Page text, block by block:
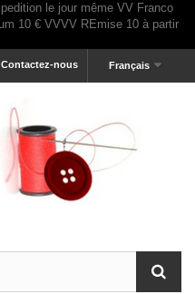
Français
Contactez-nous